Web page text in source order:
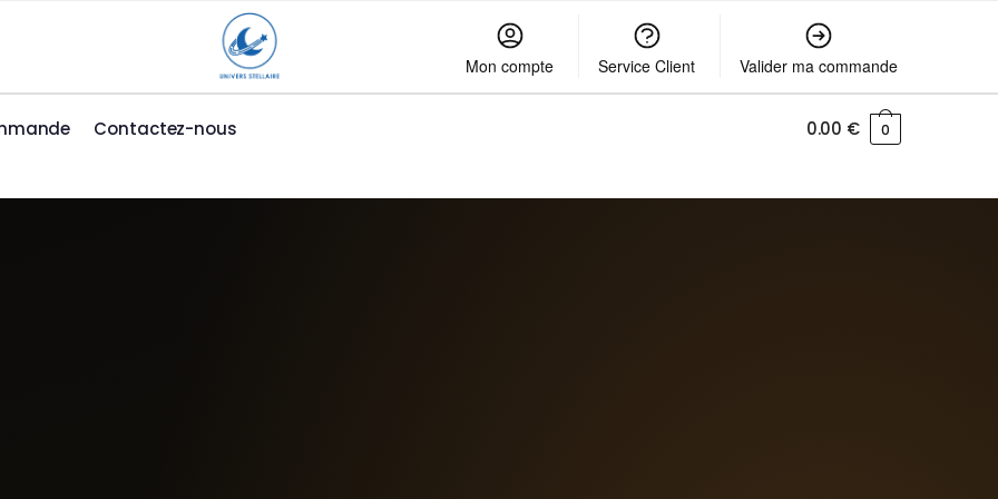
Mon compte Service Client Valider ma commande
Contactez-nous 0.00 € 0